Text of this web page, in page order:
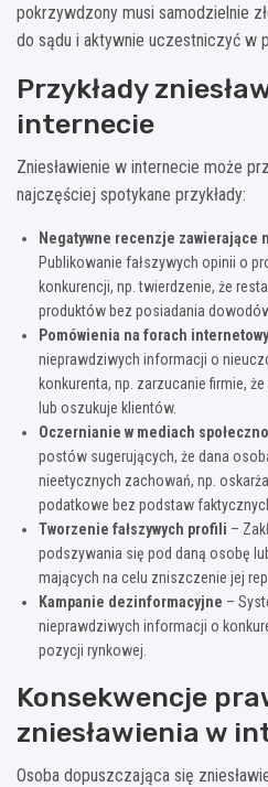
pokrzywdzony musi samodzielnie
do sądu i aktywnie uczestniczyć w
Przykłady
internecie
Zniesławienie w internecie może
najczęściej spotykane przykłady:
Negatywne recenzje zawierające
Publikowanie fałszywych opinii o
konkurencji, np. twierdzenie, że
produktów bez posiadania
Pomówienia na forach
nieprawdziwych informacji o
konkurenta, np. zarzucanie firmie,
lub oszukuje klientów.
Oczernianie w mediach
postów sugerujących, że dana
nieetycznych zachowań, np.
podatkowe bez podstaw
Tworzenie fałszywych profili –
podszywania się pod daną osobę
mających na celu zniszczenie jej
Kampanie dezinformacyjne –
nieprawdziwych informacji o
pozycji rynkowej.
Konsekwencje
zniesławienia w
Osoba dopuszczająca się